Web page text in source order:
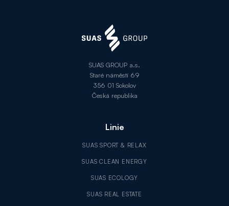
SUAS GROUP a.s.
Staré náměstí 69
356 01 Sokolov
Česká republika
Linie
SUAS SPORT & RELAX
SUAS CLEAN ENERGY
SUAS ECOLOGY
SUAS REAL ESTATE